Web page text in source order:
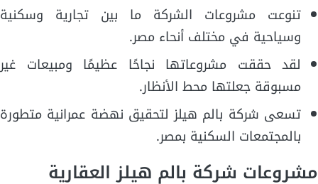
تنوعت مشروعات الشركة ما بين تجارية وسكنية
وسياحية في مختلف أنحاء مصر.
لقد حققت مشروعاتها نجاحًا عظيمًا ومبيعات غير
مسبوقة جعلتها محط الأنظار.
تسعى شركة بالم هيلز لتحقيق نهضة عمرانية متطورة
بالمجتمعات السكنية بمصر.
مشروعات شركة بالم هيلز العقارية